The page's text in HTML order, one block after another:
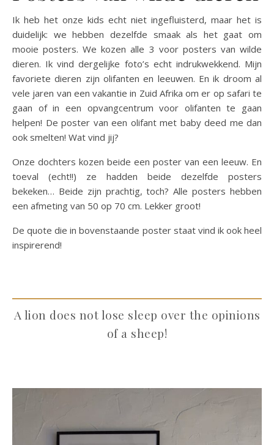
Ik heb het onze kids echt niet ingefluisterd, maar het is
duidelijk: we hebben dezelfde smaak als het gaat om
mooie posters. We kozen alle 3 voor posters van wilde
dieren. Ik vind dergelijke foto’s echt indrukwekkend. Mijn
favoriete dieren zijn olifanten en leeuwen. En ik droom al
vele jaren van een vakantie in Zuid Afrika om er op safari te
gaan of in een opvangcentrum voor olifanten te gaan
helpen! De poster van een olifant met baby deed me dan
ook smelten! Wat vind jij?
Onze dochters kozen beide een poster van een leeuw. En
toeval (echt!!) ze hadden beide dezelfde posters
bekeken… Beide zijn prachtig, toch? Alle posters hebben
een afmeting van 50 op 70 cm. Lekker groot!
De quote die in bovenstaande poster staat vind ik ook heel
inspirerend!
A lion does not lose sleep over the opinions
of a sheep!